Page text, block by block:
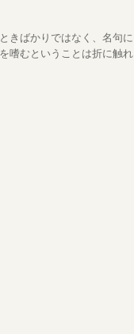
きばかりではなく、名句に
嗜むということは折に触れ